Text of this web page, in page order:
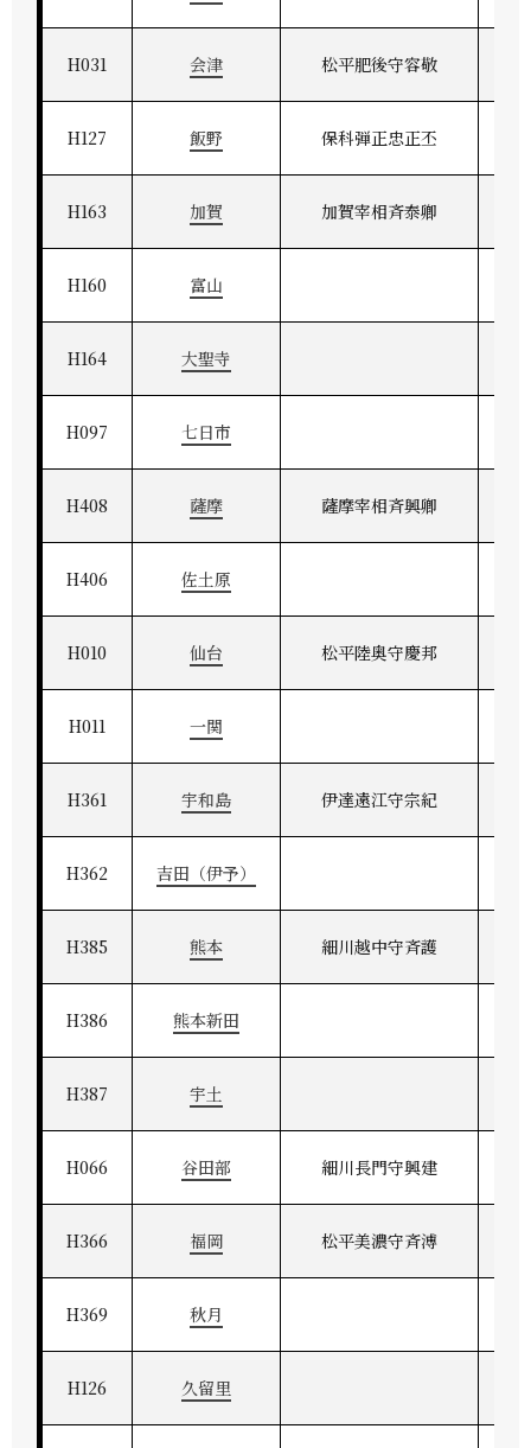
H031 会津 松平肥後守容敬
H127 飯野 保科弾正忠正丕
H163 加賀 加賀宰相斉泰卿
H160 富山
H164 大聖寺
H097 七日市
H408 薩摩 薩摩宰相斉興卿
H406 佐土原
H010 仙台 松平陸奥守慶邦
H011 一関
H361 宇和島 伊達遠江守宗紀
H362 吉田（伊予）
H385 熊本 細川越中守斉護
H386 熊本新田
H387 宇土
H066 谷田部 細川長門守興建
H366 福岡 松平美濃守斉溥
H369 秋月
H126 久留里